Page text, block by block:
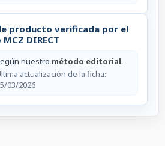
producto verificada por el
DIRECT
nuestro método editorial.
actualización de la ficha:
03/2026